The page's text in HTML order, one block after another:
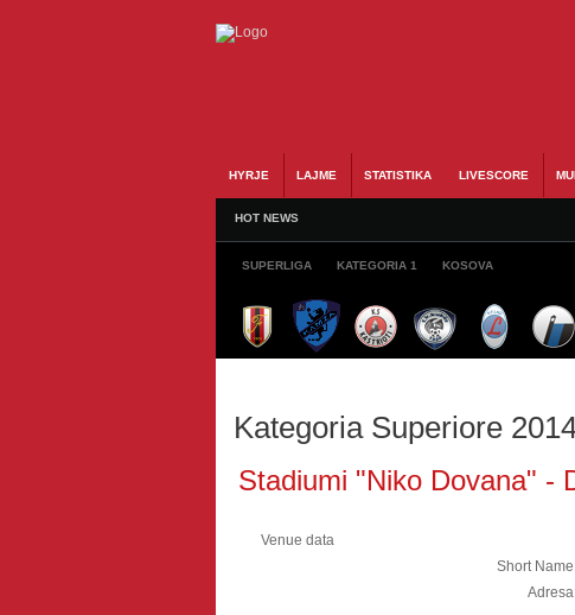
HYRJE LAJME STATISTIKA LIVESCORE
HOT NEWS
SUPERLIGA KATEGORIA 1 KOSOVA
Kategoria Superiore
Stadiumi "Niko Dovana" -
Venue data
Short